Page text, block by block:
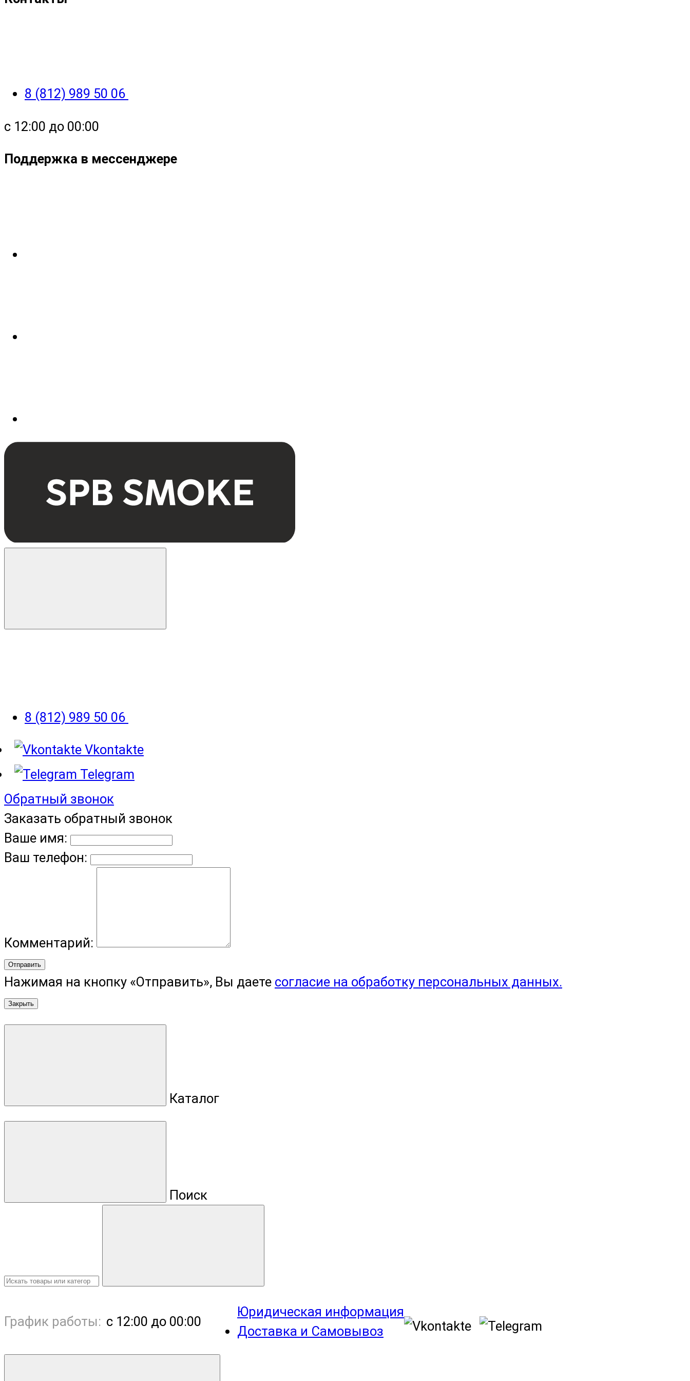
8 (812) 989 50 06
с 12:00 до 00:00
Поддержка в мессенджере
8 (812) 989 50 06
Vkontakte
Telegram
Обратный звонок
Заказать обратный звонок
Ваше имя:
Ваш телефон:
Комментарий:
Отправить
Нажимая на кнопку «Отправить», Вы даете согласие на обработку персональных данных.
Закрыть
Каталог
Поиск
График работы: с 12:00 до 00:00
Юридическая информация
Доставка и Самовывоз